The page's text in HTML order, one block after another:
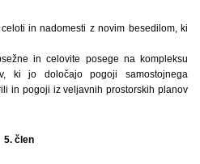
in nadomesti z novim besedilom, ki
in celovite posege na kompleksu
ki jo določajo pogoji samostojnega
in pogoji iz veljavnih prostorskih planov
5. člen